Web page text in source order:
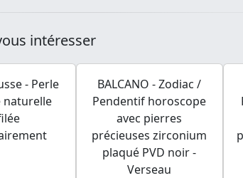
intéresser
- Perle
naturelle
BALCANO - Zodiac /
Pendentif horoscope
avec pierres
précieuses zirconium
plaqué PVD noir -
Verseau